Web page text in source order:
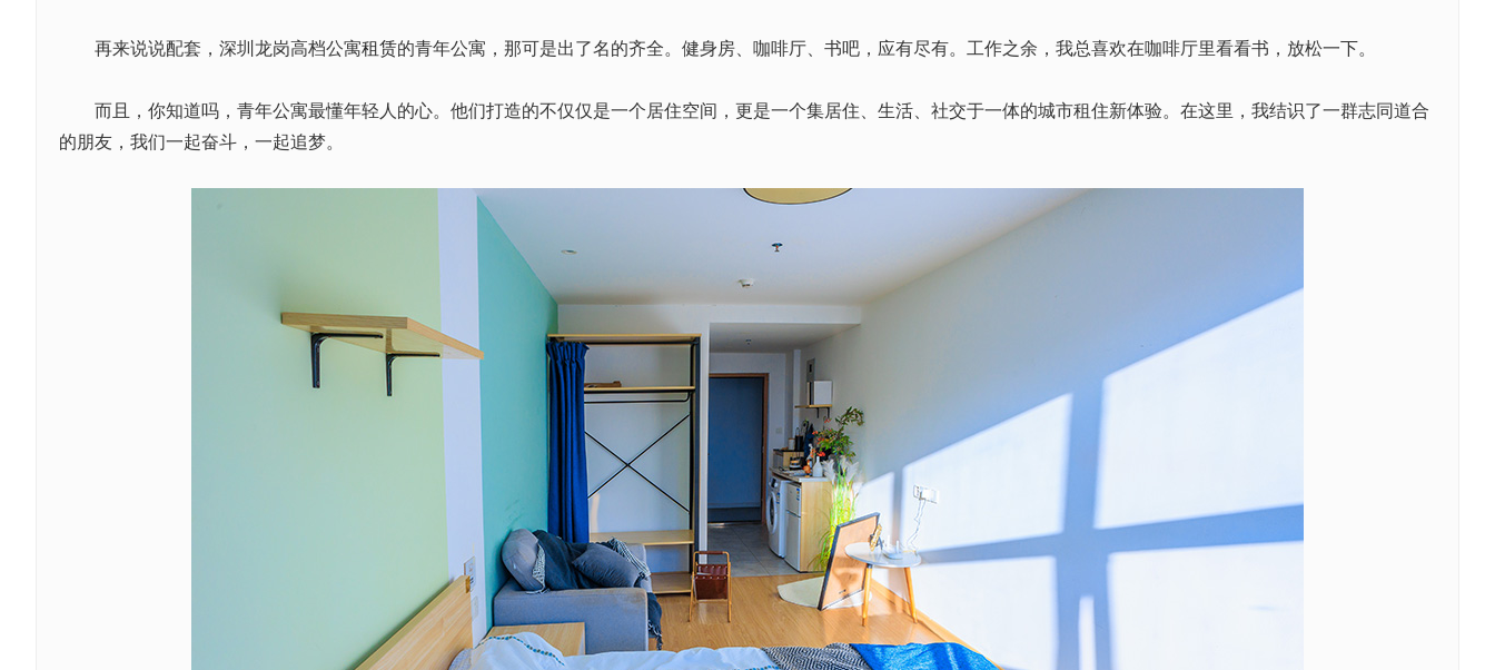
再来说说配套，深圳龙岗高档公寓租赁的青年公寓，那可是出了名的齐全。健身房、咖啡厅、书吧，应有尽有。工作之余，我总喜欢在咖啡厅里看看书，放松一下。
而且，你知道吗，青年公寓最懂年轻人的心。他们打造的不仅仅是一个居住空间，更是一个集居住、生活、社交于一体的城市租住新体验。在这里，我结识了一群志同道合
的朋友，我们一起奋斗，一起追梦。